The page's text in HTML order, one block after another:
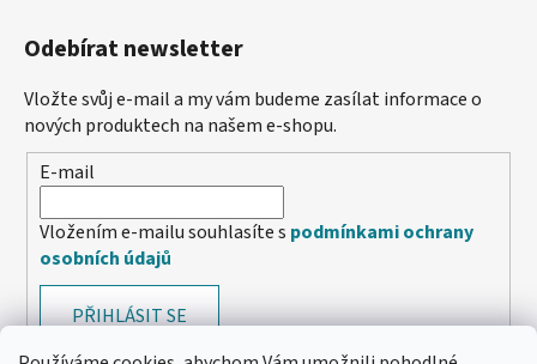
Odebírat newsletter
Vložte svůj e-mail a my vám budeme zasílat informace o
nových produktech na našem e-shopu.
E-mail
Vložením e-mailu souhlasíte s podmínkami ochrany
osobních údajů
PŘIHLÁSIT SE